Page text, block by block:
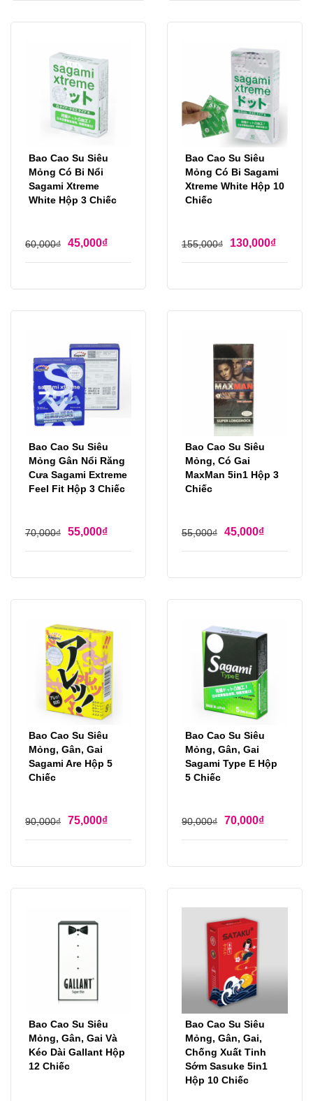
Bao Cao Su Siêu
Mỏng Có Bi Nổi
Sagami Xtreme
White Hộp 3 Chiếc
60,000₫ 45,000₫
Bao Cao Su Siêu
Mỏng Có Bi Sagami
Xtreme White Hộp 10
Chiếc
155,000₫ 130,000₫
Bao Cao Su Siêu
Mỏng Gân Nổi Răng
Cưa Sagami Extreme
Feel Fit Hộp 3 Chiếc
70,000₫ 55,000₫
Bao Cao Su Siêu
Mỏng, Có Gai
MaxMan 5in1 Hộp 3
Chiếc
55,000₫ 45,000₫
Bao Cao Su Siêu
Mỏng, Gân, Gai
Sagami Are Hộp 5
Chiếc
90,000₫ 75,000₫
Bao Cao Su Siêu
Mỏng, Gân, Gai
Sagami Type E Hộp
5 Chiếc
90,000₫ 70,000₫
Bao Cao Su Siêu
Mỏng, Gân, Gai Và
Kéo Dài Gallant Hộp
12 Chiếc
Bao Cao Su Siêu
Mỏng, Gân, Gai,
Chống Xuất Tinh
Sớm Sasuke 5in1
Hộp 10 Chiếc